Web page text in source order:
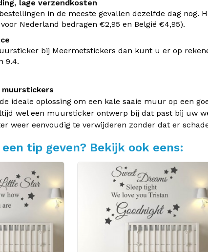
lage verzendkosten
in de meeste gevallen dezelfde dag nog.
Nederland bedragen €2,95 en België €4,95).
bij Meermetstickers dan kunt u er op
9.4.
muurstickers
ideale oplossing om een kale saaie muur op een
wel een muursticker ontwerp bij dat past bij uw
weer eenvoudig te verwijderen zonder dat er
tip geven? Bekijk ook eens: